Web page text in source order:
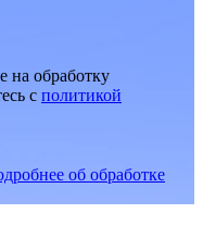
на обработку
c политикой
об обработке